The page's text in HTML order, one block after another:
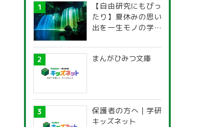
【自由研究にもぴっ
たり】夏休みの思い
出を一生モノの学び
探究ガイド
まんがひみつ文庫
保護者の方へ | 学研
キッズネット